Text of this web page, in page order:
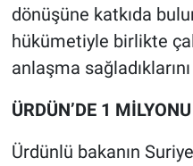
dönüşüne katkıda
hükümetiyle birlikte
anlaşma
ÜRDÜN’DE 1
Ürdünlü bakanın